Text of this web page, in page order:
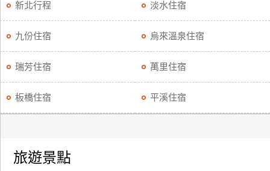
新北行程 淡水住宿
九份住宿 烏來溫泉住宿
瑞芳住宿 萬里住宿
板橋住宿 平溪住宿
旅遊景點